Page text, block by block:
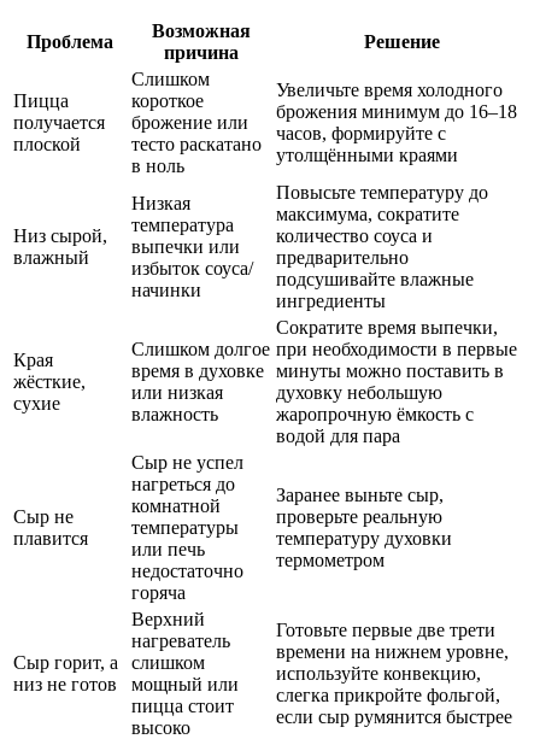
Проблема
Возможная
причина
Решение
Пицца
получается
плоской
Слишком
короткое
брожение или
тесто раскатано
в ноль
Увеличьте время холодного
брожения минимум до 16–18
часов, формируйте с
утолщёнными краями
Низ сырой,
влажный
Низкая
температура
выпечки или
избыток соуса/
начинки
Повысьте температуру до
максимума, сократите
количество соуса и
предварительно
подсушивайте влажные
ингредиенты
Края
жёсткие,
сухие
Слишком долгое
время в духовке
или низкая
влажность
Сократите время выпечки,
при необходимости в первые
минуты можно поставить в
духовку небольшую
жаропрочную ёмкость с
водой для пара
Сыр не
плавится
Сыр не успел
нагреться до
комнатной
температуры
или печь
недостаточно
горяча
Заранее выньте сыр,
проверьте реальную
температуру духовки
термометром
Сыр горит, а
низ не готов
Верхний
нагреватель
слишком
мощный или
пицца стоит
высоко
Готовьте первые две трети
времени на нижнем уровне,
используйте конвекцию,
слегка прикройте фольгой,
если сыр румянится быстрее